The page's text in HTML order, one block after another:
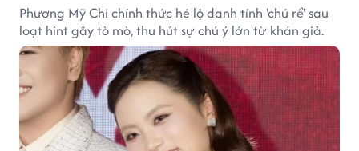
Phương Mỹ Chi chính thức hé lộ danh tính 'chú rể' sau
loạt hint gây tò mò, thu hút sự chú ý lớn từ khán giả.